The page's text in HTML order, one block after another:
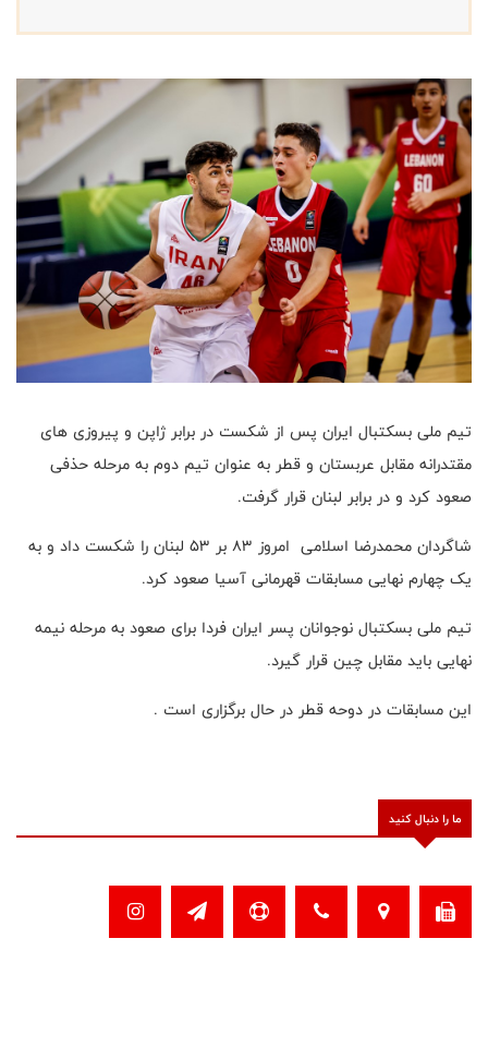
تیم ملی بسکتبال ایران پس از شکست در برابر ژاپن و پیروزی های
مقتدرانه مقابل عربستان و قطر به عنوان تیم دوم به مرحله حذفی
صعود کرد و در برابر لبنان قرار گرفت.
شاگردان محمدرضا اسلامی امروز ۸۳ بر ۵۳ لبنان را شکست داد و به
یک چهارم نهایی مسابقات قهرمانی آسیا صعود کرد.
تیم ملی بسکتبال نوجوانان پسر ایران فردا برای صعود به مرحله نیمه
نهایی باید مقابل چین قرار گیرد.
این مسابقات در دوحه قطر در حال برگزاری است .
ما را دنبال کنید